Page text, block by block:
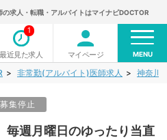
の求人・転職・アルバイトはマイナビDOCTOR
最近見た求人
1
マイページ MENU
非常勤(アルバイト)医師求人 神奈川
募集停止
毎週月曜日のゆったり当直